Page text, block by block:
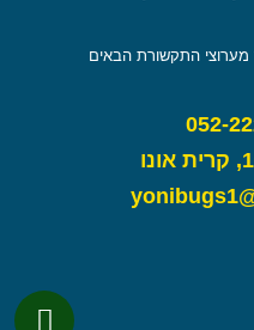
052-